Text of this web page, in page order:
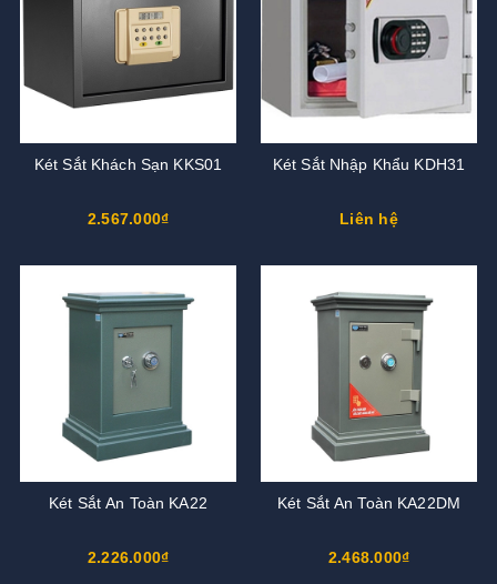
Két Sắt Khách Sạn KKS01
2.567.000₫
Két Sắt Nhập Khẩu KDH31
Liên hệ
Két Sắt An Toàn KA22
2.226.000₫
Két Sắt An Toàn KA22DM
2.468.000₫